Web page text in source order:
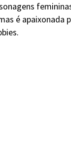
é apaixonada